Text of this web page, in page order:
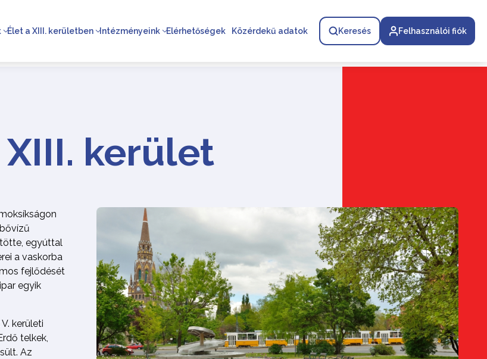
Élet a XIII. kerületben Intézményeink Elérhetőségek Közérdekű adatok Keresés Felhasználói fiók
kerület
egyúttal
a vaskorba
fejlődését
egyik
kerületi
telkek,
Az